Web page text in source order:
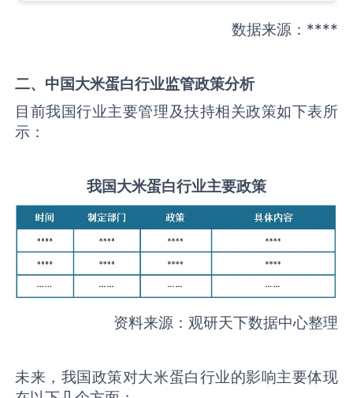
数据来源：****
二、中国大米蛋白行业监管政策分析
目前我国行业主要管理及扶持相关政策如下表所
示：
我国大米蛋白行业主要政策
资料来源：观研天下数据中心整理
未来，我国政策对大米蛋白行业的影响主要体现